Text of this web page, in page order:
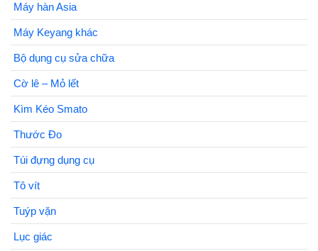
Máy hàn Asia
Máy Keyang khác
Bộ dụng cụ sửa chữa
Cờ lê – Mỏ lết
Kìm Kéo Smato
Thước Đo
Túi đựng dụng cụ
Tô vít
Tuýp vặn
Lục giác